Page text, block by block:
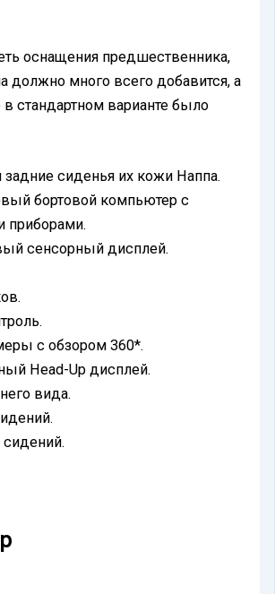
оснащения предшественника,
должно много всего добавится, а
стандартном варианте было
сиденья их кожи Наппа.
бортовой компьютер с
сенсорный дисплей.
с обзором 360*.
Head-Up дисплей.
вида.
сидений.